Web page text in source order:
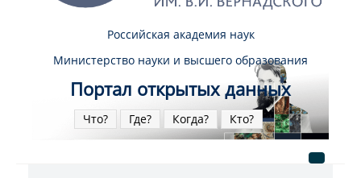
Российская академия наук
Министерство науки и высшего образования
Портал открытых данных
Что? Где? Когда? Кто?